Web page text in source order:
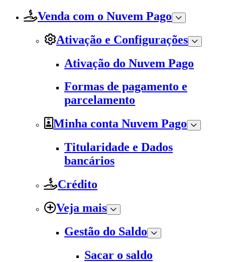
Venda com o Nuvem Pago
Ativação e Configurações
Ativação do Nuvem Pago
Formas de pagamento e
parcelamento
Minha conta Nuvem Pago
Titularidade e Dados
bancários
Crédito
Veja mais
Gestão do Saldo
Sacar o saldo